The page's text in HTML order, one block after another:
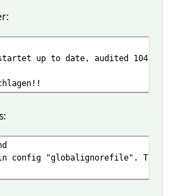
up to date, audited 104
config "globalignorefile".